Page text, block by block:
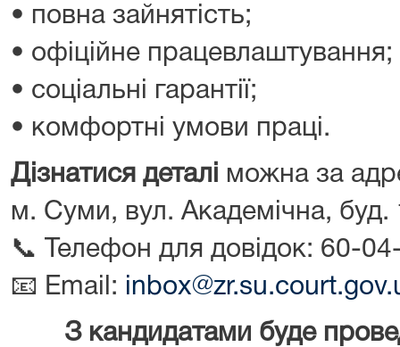
• повна зайнятість;
• офіційне працевлаштування;
• соціальні гарантії;
• комфортні умови праці.
Дізнатися деталі
можна за
м. Суми, вул. Академічна, буд.
📞 Телефон для довідок: 60-
📧 Email:
З кандидатами буде